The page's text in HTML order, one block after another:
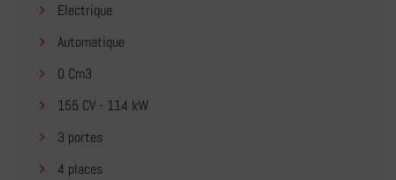
Electrique
Automatique
0 Cm3
155 CV - 114 kW
3 portes
4 places